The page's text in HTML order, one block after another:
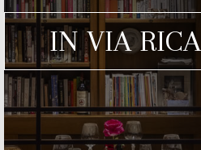
IN VIA